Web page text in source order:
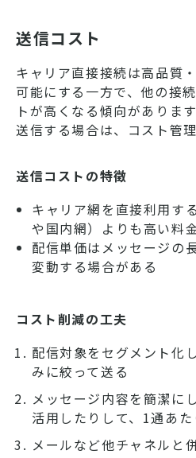
送信コスト
キャリア直接接続は高品質
可能にする一方で、他の接
トが高くなる傾向がありま
送信する場合は、コスト管理
送信コストの特徴
キャリア網を直接利用す
や国内網）よりも高い料
配信単価はメッセージの
変動する場合がある
コスト削減の工夫
配信対象をセグメント化
みに絞って送る
メッセージ内容を簡潔にし
活用したりして、1通あ
メールなど他チャネルと